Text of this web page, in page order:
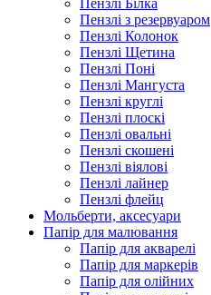
Пензлі Білка
Пензлі з резервуаром
Пензлі Колонок
Пензлі Щетина
Пензлі Поні
Пензлі Мангуста
Пензлі круглі
Пензлі плоскі
Пензлі овальні
Пензлі скошені
Пензлі віялові
Пензлі лайнер
Пензлі флейц
Мольберти, аксесуари
Папір для малювання
Папір для акварелі
Папір для маркерів
Папір для олійних